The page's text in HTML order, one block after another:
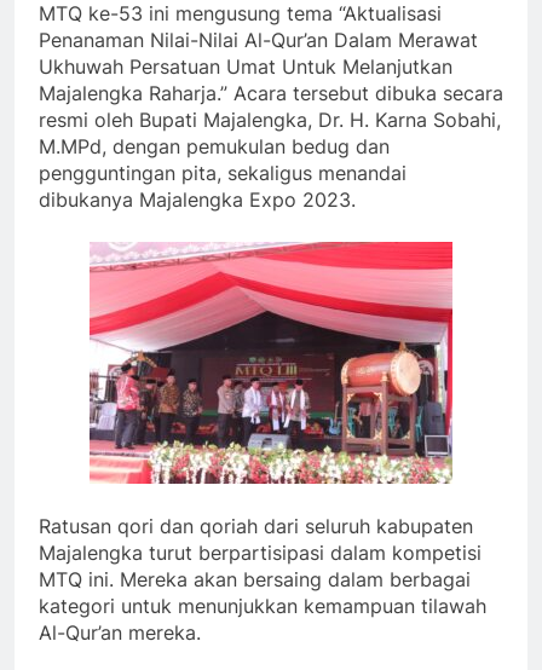
MTQ ke-53 ini mengusung tema “Aktualisasi
Penanaman Nilai-Nilai Al-Qur’an Dalam Merawat
Ukhuwah Persatuan Umat Untuk Melanjutkan
Majalengka Raharja.” Acara tersebut dibuka secara
resmi oleh Bupati Majalengka, Dr. H. Karna Sobahi,
M.MPd, dengan pemukulan bedug dan
pengguntingan pita, sekaligus menandai
dibukanya Majalengka Expo 2023.
Ratusan qori dan qoriah dari seluruh kabupaten
Majalengka turut berpartisipasi dalam kompetisi
MTQ ini. Mereka akan bersaing dalam berbagai
kategori untuk menunjukkan kemampuan tilawah
Al-Qur’an mereka.